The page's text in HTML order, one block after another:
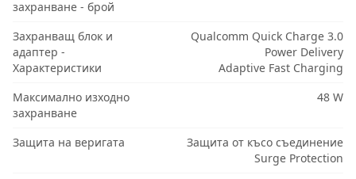
захранване - брой
Захранващ блок и
адаптер -
Характеристики
Qualcomm Quick Charge 3.0
Power Delivery
Adaptive Fast Charging
Максимално изходно
захранване
48 W
Защита на веригата
Защита от късо съединение
Surge Protection